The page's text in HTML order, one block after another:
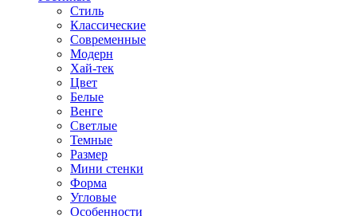
Стиль
Классические
Современные
Модерн
Хай-тек
Цвет
Белые
Венге
Светлые
Темные
Размер
Мини стенки
Форма
Угловые
Особенности